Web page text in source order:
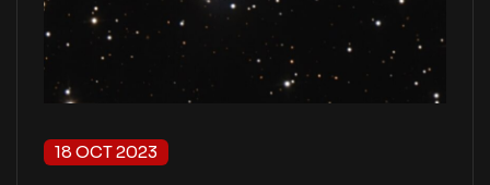
18 OCT 2023